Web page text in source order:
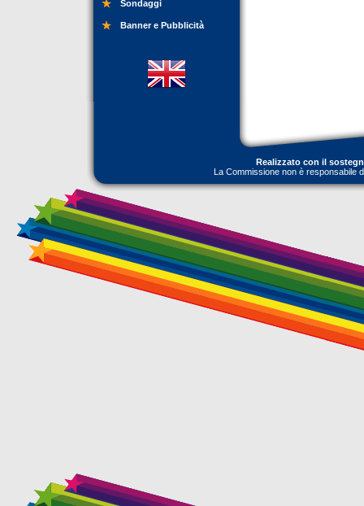
Sondaggi
Banner e Pubblicità
Realizzato con il
La Commissione non è responsabile